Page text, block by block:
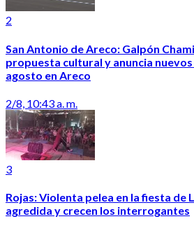
2
San Antonio de Areco: Galpón
propuesta cultural y anuncia
agosto en Areco
2/8, 10:43 a. m.
3
Rojas: Violenta pelea en la fiesta de
agredida y crecen los interrogantes